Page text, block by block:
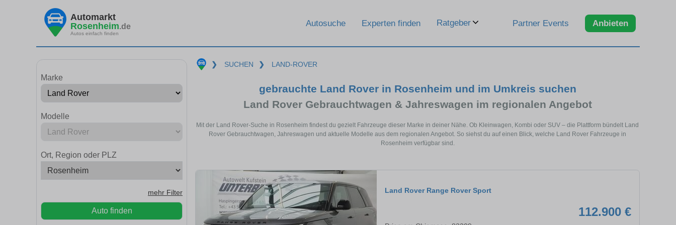
Automarkt
Rosenheim.de
Autos einfach finden
Autosuche Experten finden Ratgeber Partner Events Anbieten
Marke
Modelle
Ort, Region oder PLZ
mehr Filter
Auto finden
❯ SUCHEN ❯ LAND-ROVER
gebrauchte Land Rover in Rosenheim und im Umkreis suchen
Land Rover Gebrauchtwagen & Jahreswagen im regionalen Angebot
Mit der Land Rover-Suche in Rosenheim findest du gezielt Fahrzeuge dieser Marke in deiner Nähe. Ob Kleinwagen, Kombi oder SUV – die Plattform bündelt Land
Rover Gebrauchtwagen, Jahreswagen und aktuelle Modelle aus dem regionalen Angebot. So siehst du auf einen Blick, welche Land Rover Fahrzeuge in
Rosenheim verfügbar sind.
Land Rover Range Rover Sport
112.900 €